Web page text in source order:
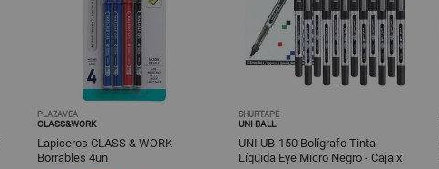
PLAZAVEA
CLASS&WORK
Lapiceros CLASS & WORK
Borrables 4un
SHURTAPE
UNI BALL
UNI UB-150 Bolígrafo Tinta
Líquida Eye Micro Negro - Caja x